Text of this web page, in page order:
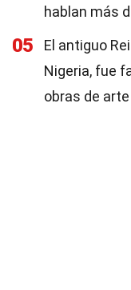
hablan más
05 El antiguo
Nigeria, fue
obras de